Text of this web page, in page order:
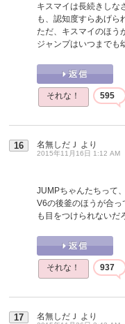
キスマイは長続きしな
も、認知度すらあげ
ただ、キスマイのほう
ジャンプはいつまでも
それな！ 595
16 名無しだＪ より
2015年11月16日 1:12 AM
JUMPちゃんたちって
V6の後釜のほうが合
も目をつけられないだ
それな！ 937
17 名無しだＪ より